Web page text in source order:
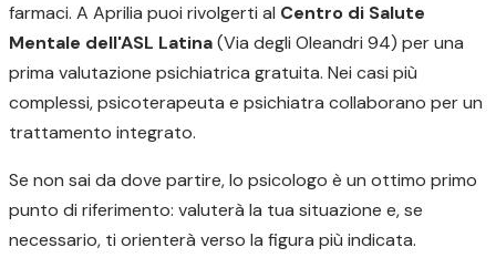
farmaci. A Aprilia puoi rivolgerti al Centro di Salute
Mentale dell'ASL Latina(Via degli Oleandri 94) per una
prima valutazione psichiatrica gratuita. Nei casi più
complessi, psicoterapeuta e psichiatra collaborano per un
trattamento integrato.
Se non sai da dove partire, lo psicologo è un ottimo primo
punto di riferimento: valuterà la tua situazione e, se
necessario, ti orienterà verso la figura più indicata.